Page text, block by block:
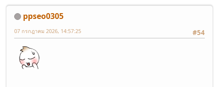
ppseo0305
#54
07 กรกฎาคม 2026, 14:57:25